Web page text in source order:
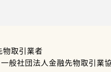
取引業者
般社団法人金融先物取引業